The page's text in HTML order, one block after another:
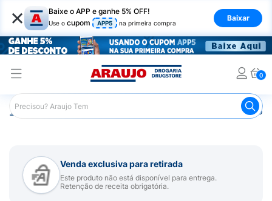
× Baixe o APP e ganhe 5% OFF!
Use o cupom APP5 na primeira compra
Baixar
0
Araujo Medicamentos Remédio para Sistema Nervoso
Venda exclusiva para retirada
Este produto não está disponível para entrega.
Retenção de receita obrigatória.